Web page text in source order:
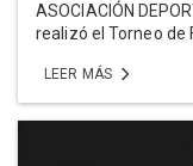
ASOCIACIÓN
realizó el Torneo de
LEER MÁS